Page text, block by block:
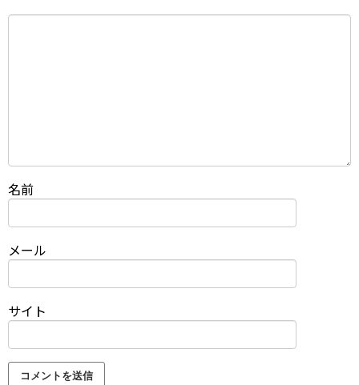
名前
メール
サイト